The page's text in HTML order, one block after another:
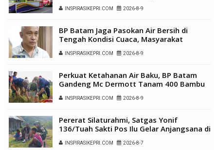
INSPIRASIKEPRI.COM 2026-8-9
BP Batam Jaga Pasokan Air Bersih di
Tengah Kondisi Cuaca, Masyarakat
INSPIRASIKEPRI.COM 2026-8-9
Perkuat Ketahanan Air Baku, BP Batam
Gandeng Mc Dermott Tanam 400 Bambu
INSPIRASIKEPRI.COM 2026-8-9
Pererat Silaturahmi, Satgas Yonif
136/Tuah Sakti Pos Ilu Gelar Anjangsana di
INSPIRASIKEPRI.COM 2026-8-7